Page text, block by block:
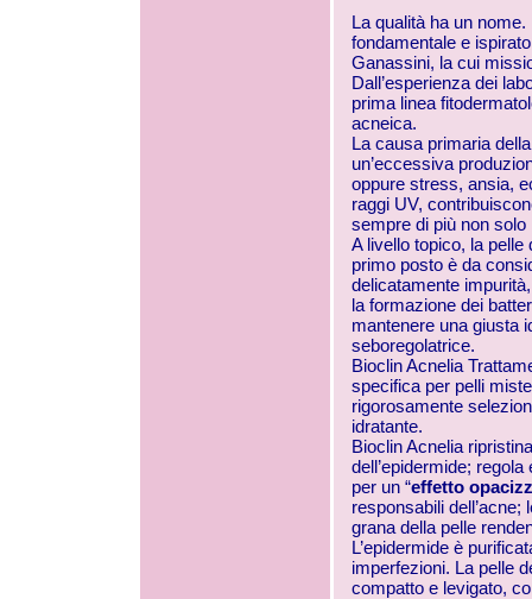
La qualità ha un
fondamentale e
Ganassini, la cui
Dall’esperienza dei
prima linea
acneica.
La causa primaria
un’eccessiva
oppure stress, ansia,
raggi UV,
sempre di più non solo
A livello topico, la
primo posto è da
delicatamente
la formazione dei
mantenere una giusta
seboregolatrice.
Bioclin Acnelia
specifica per pelli
rigorosamente
idratante.
Bioclin Acnelia
dell’epidermide;
per un “effetto
responsabili
grana della pelle
L’epidermide è
imperfezioni. La pelle
compatto e levigato,